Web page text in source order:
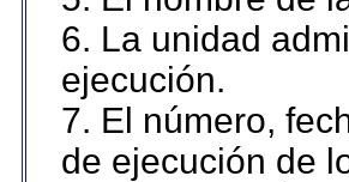
6. La unidad
ejecución.
7. El número,
de ejecución de